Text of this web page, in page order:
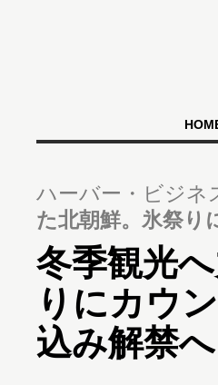
ハーバー・ビジネ
た北朝鮮。氷祭り
冬季観光
りにカウ
込み解禁へ